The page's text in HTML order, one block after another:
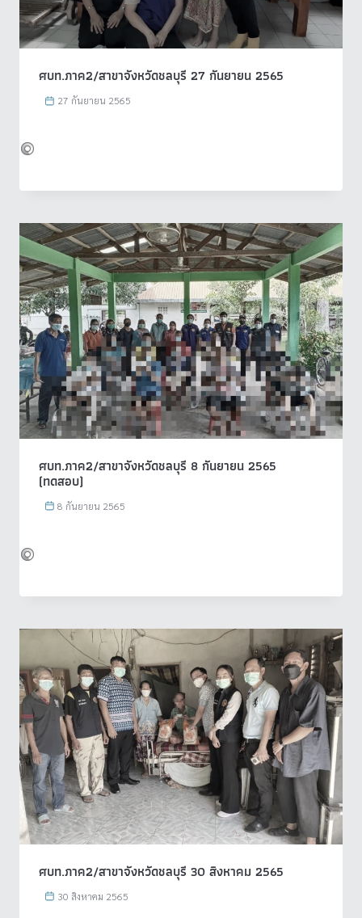
ศบท.ภาค2/สาขาจังหวัดชลบุรี 27 กันยายน 2565
27 กันยายน 2565
ศบท.ภาค2/สาขาจังหวัดชลบุรี 8 กันยายน 2565
(ทดสอบ)
8 กันยายน 2565
ศบท.ภาค2/สาขาจังหวัดชลบุรี 30 สิงหาคม 2565
30 สิงหาคม 2565